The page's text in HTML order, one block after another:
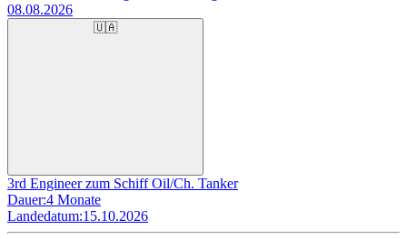
08.08.2026
🇺🇦
3rd Engineer zum Schiff Oil/Ch. Tanker
Dauer:4 Monate
Landedatum:15.10.2026